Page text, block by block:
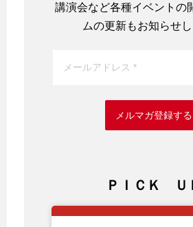
講演会など各種イベントの
ムの更新もお知らせし
メルマガ登録する
ＰＩＣＫ Ｕ